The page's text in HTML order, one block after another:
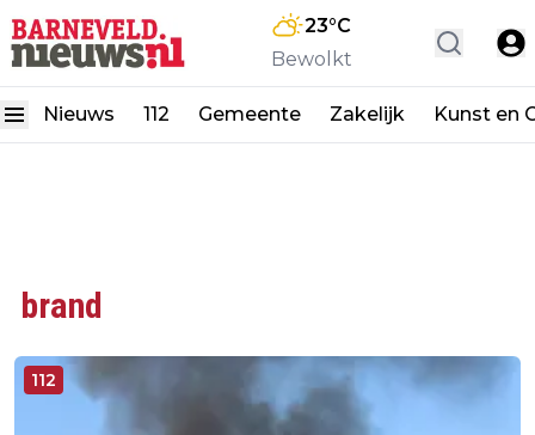
23°C
Bewolkt
Nieuws 112 Gemeente Zakelijk Kunst en
brand
112